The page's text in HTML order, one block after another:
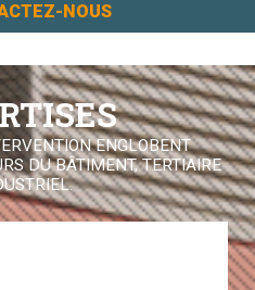
NOUS
ENGLOBENT
DU BÂTIMENT, TERTIAIRE